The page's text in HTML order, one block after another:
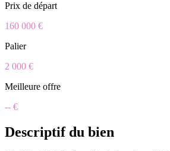
Prix de départ
160 000 €
Palier
2 000 €
Meilleure offre
-- €
Descriptif du bien